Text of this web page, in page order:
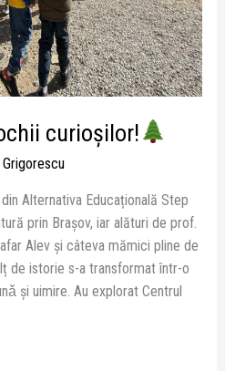
curioșilor!
Grigorescu
Alternativa Educațională Step
prin Brașov, iar alături de prof.
Alev și câteva mămici pline de
de istorie s-a transformat într-o
și uimire. Au explorat Centrul